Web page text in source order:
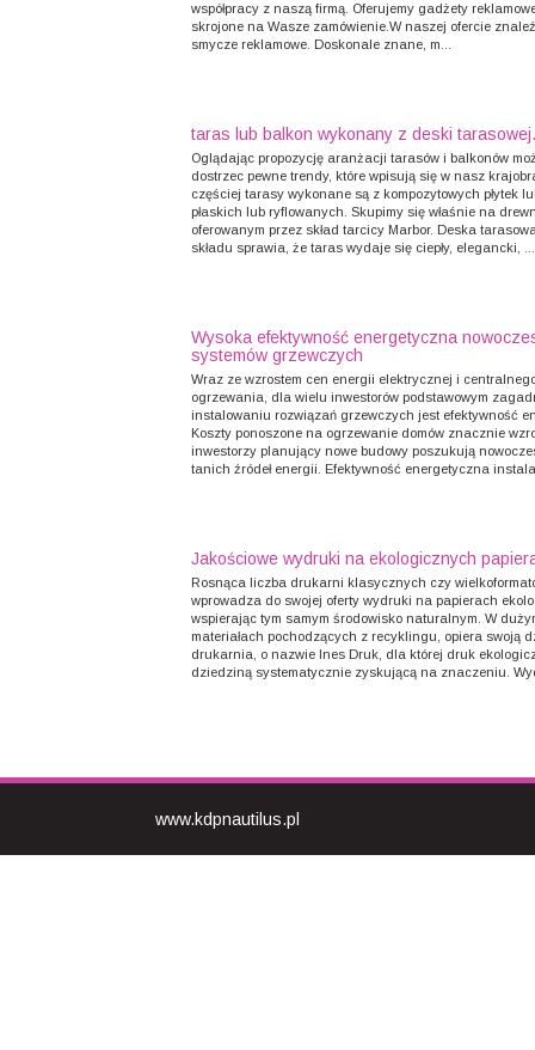
współpracy z naszą firmą. Oferujemy gadżety
skrojone na Wasze zamówienie.W naszej ofercie
smycze reklamowe. Doskonale znane, m...
taras lub balkon wykonany z deski tarasowej.
Oglądając propozycję aranżacji tarasów i balkonów
dostrzec pewne trendy, które wpisują się w nasz
częściej tarasy wykonane są z kompozytowych płytek
płaskich lub ryflowanych. Skupimy się właśnie na
oferowanym przez skład tarcicy Marbor. Deska
składu sprawia, że taras wydaje się ciepły, elegancki, ...
Wysoka efektywność energetyczna
systemów grzewczych
Wraz ze wzrostem cen energii elektrycznej i
ogrzewania, dla wielu inwestorów podstawowym
instalowaniu rozwiązań grzewczych jest efektywność
Koszty ponoszone na ogrzewanie domów znacznie
inwestorzy planujący nowe budowy poszukują
tanich źródeł energii. Efektywność energetyczna
Jakościowe wydruki na ekologicznych
Rosnąca liczba drukarni klasycznych czy
wprowadza do swojej oferty wydruki na papierach
wspierając tym samym środowisko naturalnym. W
materiałach pochodzących z recyklingu, opiera swoją
drukarnia, o nazwie Ines Druk, dla której druk
dziedziną systematycznie zyskującą na znaczeniu.
www.kdpnautilus.pl